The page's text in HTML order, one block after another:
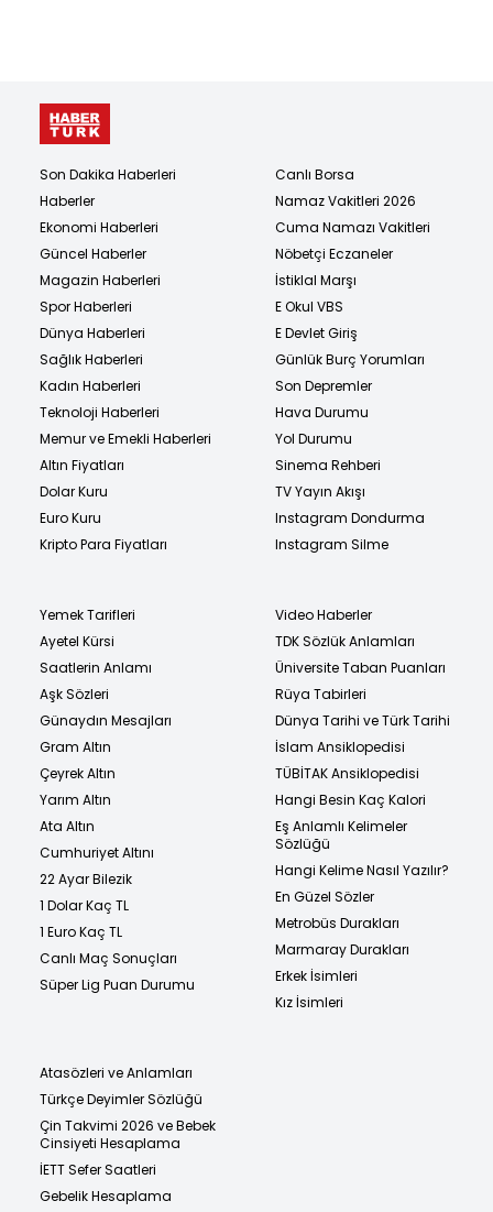
Son Dakika Haberleri
Haberler
Ekonomi Haberleri
Güncel Haberler
Magazin Haberleri
Spor Haberleri
Dünya Haberleri
Sağlık Haberleri
Kadın Haberleri
Teknoloji Haberleri
Memur ve Emekli Haberleri
Altın Fiyatları
Dolar Kuru
Euro Kuru
Kripto Para Fiyatları
Canlı Borsa
Namaz Vakitleri 2026
Cuma Namazı Vakitleri
Nöbetçi Eczaneler
İstiklal Marşı
E Okul VBS
E Devlet Giriş
Günlük Burç Yorumları
Son Depremler
Hava Durumu
Yol Durumu
Sinema Rehberi
TV Yayın Akışı
Instagram Dondurma
Instagram Silme
Yemek Tarifleri
Ayetel Kürsi
Saatlerin Anlamı
Aşk Sözleri
Günaydın Mesajları
Gram Altın
Çeyrek Altın
Yarım Altın
Ata Altın
Cumhuriyet Altını
22 Ayar Bilezik
1 Dolar Kaç TL
1 Euro Kaç TL
Canlı Maç Sonuçları
Süper Lig Puan Durumu
Video Haberler
TDK Sözlük Anlamları
Üniversite Taban Puanları
Rüya Tabirleri
Dünya Tarihi ve Türk Tarihi
İslam Ansiklopedisi
TÜBİTAK Ansiklopedisi
Hangi Besin Kaç Kalori
Eş Anlamlı Kelimeler
Sözlüğü
Hangi Kelime Nasıl Yazılır?
En Güzel Sözler
Metrobüs Durakları
Marmaray Durakları
Erkek İsimleri
Kız İsimleri
Atasözleri ve Anlamları
Türkçe Deyimler Sözlüğü
Çin Takvimi 2026 ve Bebek
Cinsiyeti Hesaplama
İETT Sefer Saatleri
Gebelik Hesaplama